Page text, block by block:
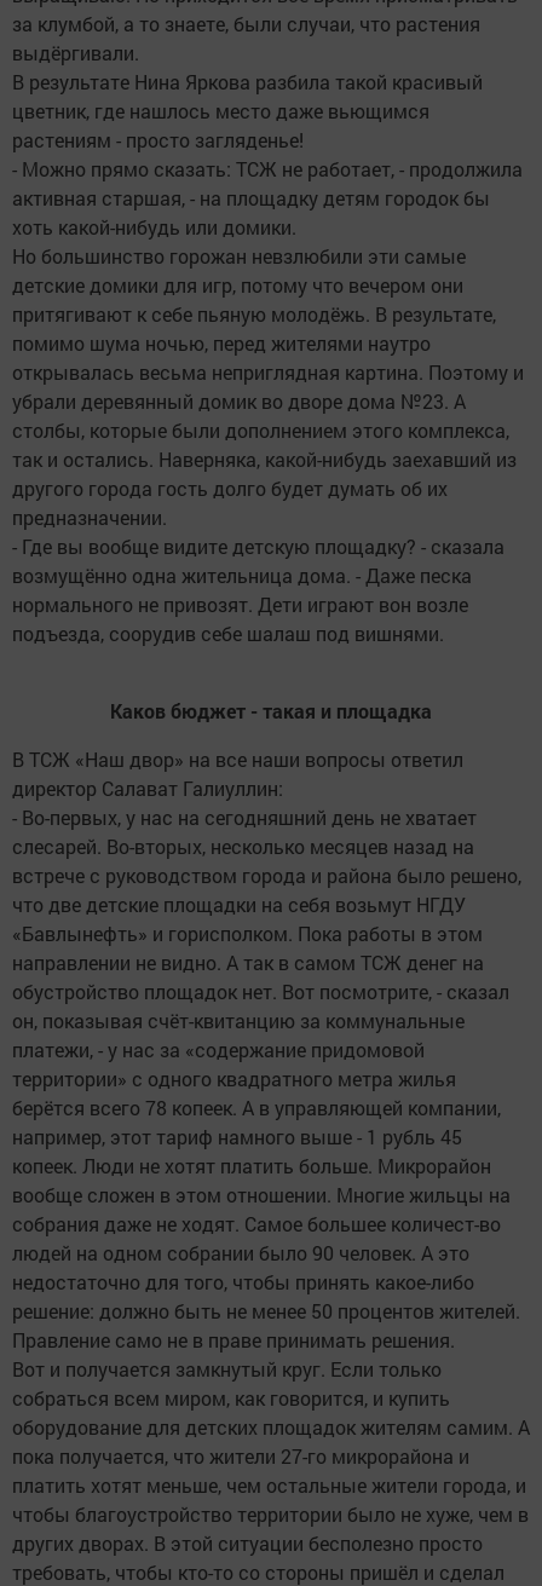
за клумбой, а то знаете, были случаи, что растения
выдёргивали.
В результате Нина Яркова разбила такой красивый
цветник, где нашлось место даже вьющимся
растениям - просто загляденье!
- Можно прямо сказать: ТСЖ не работает, - продолжила
активная старшая, - на площадку детям городок бы
хоть какой-нибудь или домики.
Но большинство горожан невзлюбили эти самые
детские домики для игр, потому что вечером они
притягивают к себе пьяную молодёжь. В результате,
помимо шума ночью, перед жителями наутро
открывалась весьма неприглядная картина. Поэтому и
убрали деревянный домик во дворе дома №23. А
столбы, которые были дополнением этого комплекса,
так и остались. Наверняка, какой-нибудь заехавший из
другого города гость долго будет думать об их
предназначении.
- Где вы вообще видите детскую площадку? - сказала
возмущённо одна жительница дома. - Даже песка
нормального не привозят. Дети играют вон возле
подъезда, соорудив себе шалаш под вишнями.
Каков бюджет - такая и площадка
В ТСЖ «Наш двор» на все наши вопросы ответил
директор Салават Галиуллин:
- Во-первых, у нас на сегодняшний день не хватает
слесарей. Во-вторых, несколько месяцев назад на
встрече с руководством города и района было решено,
что две детские площадки на себя возьмут НГДУ
«Бавлынефть» и горисполком. Пока работы в этом
направлении не видно. А так в самом ТСЖ денег на
обустройство площадок нет. Вот посмотрите, - сказал
он, показывая счёт-квитанцию за коммунальные
платежи, - у нас за «содержание придомовой
территории» с одного квадратного метра жилья
берётся всего 78 копеек. А в управляющей компании,
например, этот тариф намного выше - 1 рубль 45
копеек. Люди не хотят платить больше. Микрорайон
вообще сложен в этом отношении. Многие жильцы на
собрания даже не ходят. Самое большее количест-во
людей на одном собрании было 90 человек. А это
недостаточно для того, чтобы принять какое-либо
решение: должно быть не менее 50 процентов жителей.
Правление само не в праве принимать решения.
Вот и получается замкнутый круг. Если только
собраться всем миром, как говорится, и купить
оборудование для детских площадок жителям самим. А
пока получается, что жители 27-го микрорайона и
платить хотят меньше, чем остальные жители города, и
чтобы благоустройство территории было не хуже, чем в
других дворах. В этой ситуации бесполезно просто
требовать, чтобы кто-то со стороны пришёл и сделал